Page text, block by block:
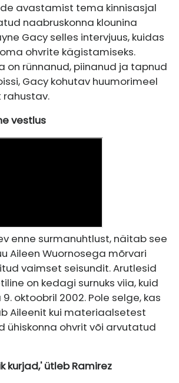
avastamist tema kinnisasjal
naabruskonna klounina
Gacy selles intervjuus, kuidas
ohvrite kägistamiseks.
on rünnanud, piinanud ja tapnud
Gacy kohutav huumorimeel
rahustav.
vestlus
enne surmanuhtlust, näitab see
Aileen Wuornosega mõrvari
vaimset seisundit. Arutlesid
on kedagi surnuks viia, kuid
oktoobril 2002. Pole selge, kas
Aileenit kui materiaalsetest
ühiskonna ohvrit või arvutatud
kurjad,' ütleb Ramirez